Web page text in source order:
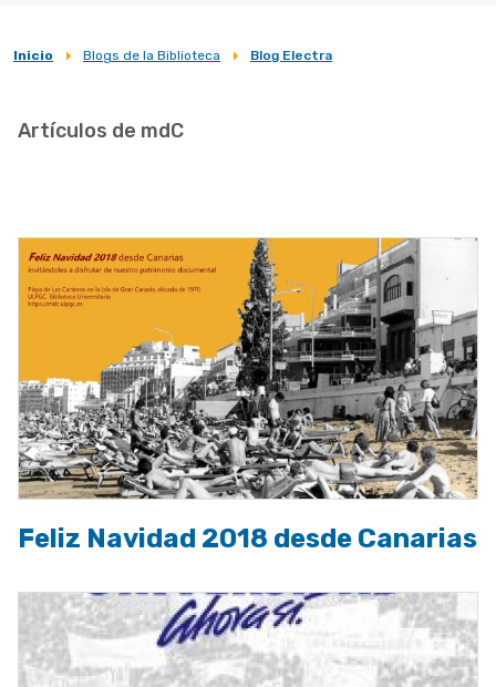
Sobrescribir
de
la
navegación
Inicio Blogs de la Biblioteca Blog Electra
Artículos de mdC
Feliz Navidad 2018 desde Canarias